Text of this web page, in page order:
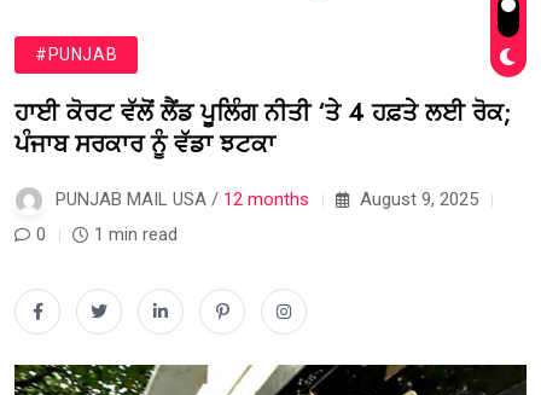
#PUNJAB
ਹਾਈ ਕੋਰਟ ਵੱਲੋਂ ਲੈਂਡ ਪੂਲਿੰਗ ਨੀਤੀ ‘ਤੇ 4 ਹਫ਼ਤੇ ਲਈ ਰੋਕ;
ਪੰਜਾਬ ਸਰਕਾਰ ਨੂੰ ਵੱਡਾ ਝਟਕਾ
PUNJAB MAIL USA / 12 months
August 9, 2025
0
1 min read